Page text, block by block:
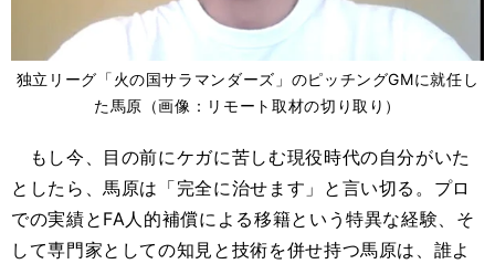
独立リーグ「火の国サラマンダーズ」のピッチングGMに就任し
た馬原（画像：リモート取材の切り取り）
もし今、目の前にケガに苦しむ現役時代の自分がいた
としたら、馬原は「完全に治せます」と言い切る。プロ
での実績とFA人的補償による移籍という特異な経験、そ
して専門家としての知見と技術を併せ持つ馬原は、誰よ